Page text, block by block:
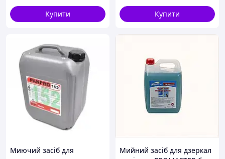
Купити
Купити
Миючий засіб для
Мийний засіб для дзеркал